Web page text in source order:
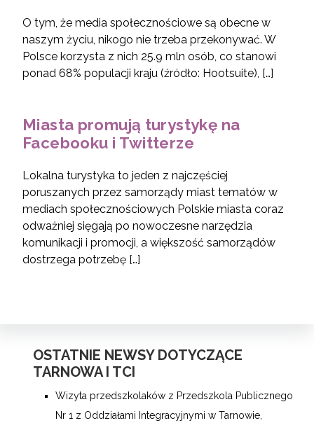
O tym, że media społecznościowe są obecne w
naszym życiu, nikogo nie trzeba przekonywać. W
Polsce korzysta z nich 25.9 mln osób, co stanowi
ponad 68% populacji kraju (źródło: Hootsuite), […]
Miasta promują turystykę na
Facebooku i Twitterze
Lokalna turystyka to jeden z najczęściej
poruszanych przez samorządy miast tematów w
mediach społecznościowych Polskie miasta coraz
odważniej sięgają po nowoczesne narzędzia
komunikacji i promocji, a większość samorządów
dostrzega potrzebę […]
OSTATNIE NEWSY DOTYCZĄCE
TARNOWA I TCI
Wizyta przedszkolaków z Przedszkola Publicznego
Nr 1 z Oddziałami Integracyjnymi w Tarnowie,